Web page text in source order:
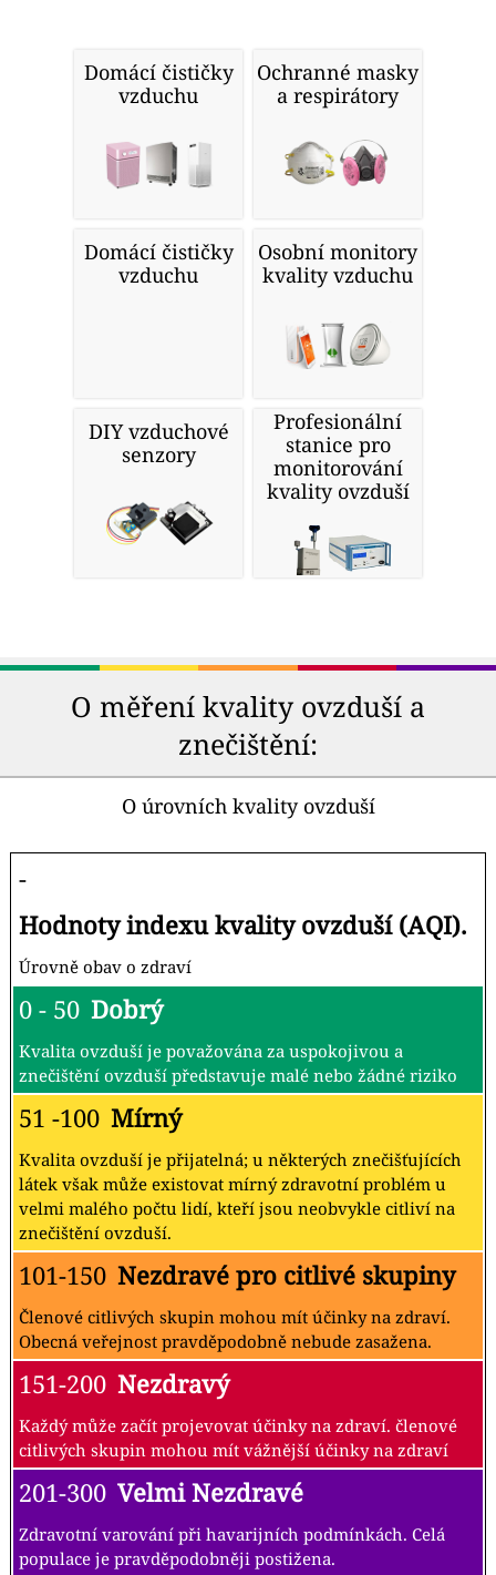
Domácí čističky
vzduchu
Ochranné masky
a respirátory
Domácí čističky
vzduchu
Osobní monitory
kvality vzduchu
DIY vzduchové
senzory
Profesionální
stanice pro
monitorování
kvality ovzduší
O měření kvality ovzduší a
znečištění:
O úrovních kvality ovzduší
-
Hodnoty indexu kvality ovzduší (AQI).
Úrovně obav o zdraví
0 - 50 Dobrý
Kvalita ovzduší je považována za uspokojivou a
znečištění ovzduší představuje malé nebo žádné riziko
51 -100 Mírný
Kvalita ovzduší je přijatelná; u některých znečišťujících
látek však může existovat mírný zdravotní problém u
velmi malého počtu lidí, kteří jsou neobvykle citliví na
znečištění ovzduší.
101-150 Nezdravé pro citlivé skupiny
Členové citlivých skupin mohou mít účinky na zdraví.
Obecná veřejnost pravděpodobně nebude zasažena.
151-200 Nezdravý
Každý může začít projevovat účinky na zdraví. členové
citlivých skupin mohou mít vážnější účinky na zdraví
201-300 Velmi Nezdravé
Zdravotní varování při havarijních podmínkách. Celá
populace je pravděpodobněji postižena.